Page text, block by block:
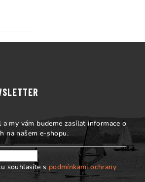
my vám budeme zasílat informace o
na našem e-shopu.
souhlasíte s podmínkami ochrany